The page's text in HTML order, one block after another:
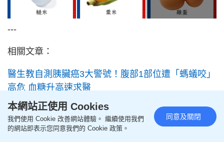
---
相關文章：
醫生教自測胰臟癌3大警號！腹部1部位遭「螞蟻咬」
高危 血糖升高速求醫
女子易倦無病痛 臉上現1徵兆揭患胰臟癌 自測6大常
見症狀
本網站正使用 Cookies
我們使用 Cookie 改善網站體驗。 繼續使用我們
的網站即表示您同意我們的 Cookie 政策。
同意及關閉